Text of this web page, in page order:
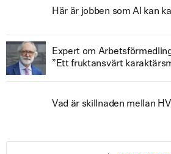
Här är jobben som AI kan
Expert om
”Ett fruktansvärt
Vad är skillnaden mellan